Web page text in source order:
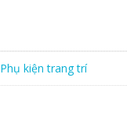
Phụ kiện trang trí